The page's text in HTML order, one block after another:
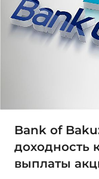
Bank of
доходность
выплаты